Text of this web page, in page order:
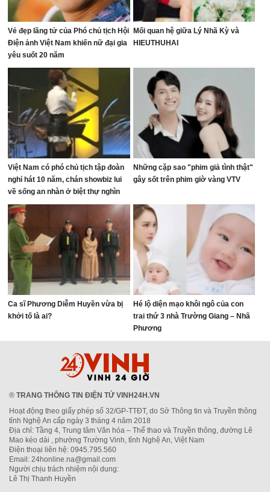
Vẻ đẹp lãng tử của Phó chủ tịch Hội
Điện ảnh Việt Nam khiến nữ đại gia
yêu suốt 20 năm
Mối quan hệ giữa Lý Nhã Kỳ và
HIEUTHUHAI
Việt Nam có phó chủ tịch tập đoàn
nghỉ hát 10 năm, chán showbiz lui
về sống an nhàn ở biệt thự nghìn
mét vuông
Những cặp sao "phim giả tình thật"
gây sốt trên phim giờ vàng VTV
Ca sĩ Phương Diễm Huyền vừa bị
khởi tố là ai?
Hé lộ diện mạo khôi ngô của con
trai thứ 3 nhà Trường Giang – Nhã
Phương
® TRANG THÔNG TIN ĐIỆN TỬ VINH24H.VN
Hoạt động theo giấy phép số 32/GP-TTĐT, do Sở Thông tin và Truyền thông
tỉnh Nghệ An cấp ngày 3 tháng 4 năm 2018
Địa chỉ: Tầng 4, Trung tâm Văn hóa – Thể thao và Truyền thông, đường Lê
Mao kéo dài , phường Trường Vinh, tỉnh Nghệ An, Việt Nam
Điện thoại liên hệ: 0945.795.560
Email: 24honline.na@gmail.com
Người chịu trách nhiệm nội dung:
Lê Thị Thanh Huyền